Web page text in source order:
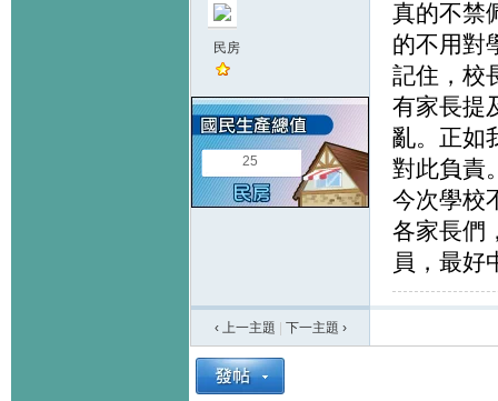
民房
25
真的不禁
的不用對
記住，校
有家長提
亂。正如
對此負責
今次學校
各家長們
員，最好
‹ 上一主題 下一主題 ›